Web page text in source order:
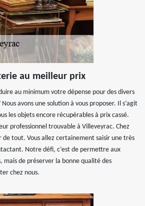
au meilleur prix
au minimum votre dépense pour des divers
avons une solution à vous proposer. Il s’agit
les objets encore récupérables à prix cassé.
professionnel trouvable à Villeveyrac. Chez
de tout. Vous allez certainement saisir une très
Notre défi, c’est de permettre aux
mais de préserver la bonne qualité des
chez nous.